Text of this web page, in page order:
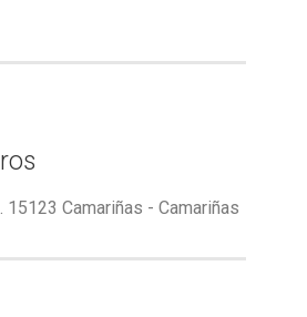
15123 Camariñas - Camariñas